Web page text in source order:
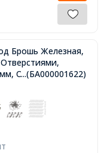
Отв-тие 2мм,
...(БА000001622)